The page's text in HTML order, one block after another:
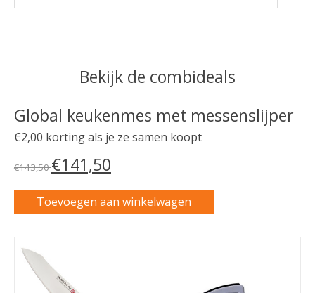
Bekijk de combideals
Global keukenmes met messenslijper
€2,00 korting als je ze samen koopt
€143,50€141,50
Toevoegen aan winkelwagen
Carrousel van gebundelde producten